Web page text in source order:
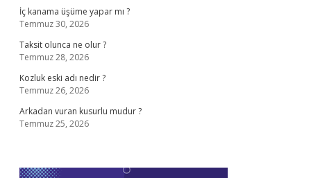
İç kanama üşüme yapar mı ?
Temmuz 30, 2026
Taksit olunca ne olur ?
Temmuz 28, 2026
Kozluk eski adı nedir ?
Temmuz 26, 2026
Arkadan vuran kusurlu mudur ?
Temmuz 25, 2026